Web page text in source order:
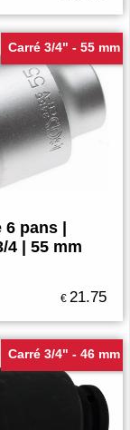
Carré 3/4" - 55 mm
pans |
4 | 55 mm
€ 21.75
Carré 3/4" - 46 mm